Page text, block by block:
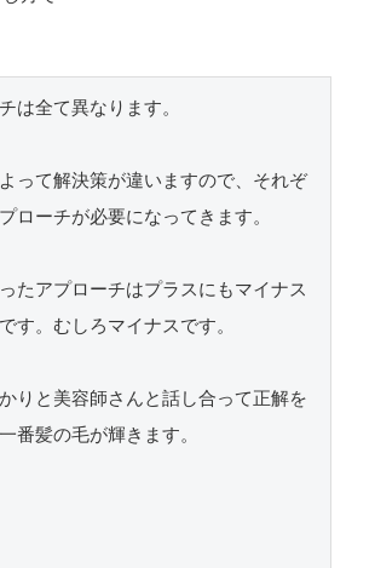
は全て異なります。
って解決策が違いますので、それぞ
ローチが必要になってきます。
たアプローチはプラスにもマイナス
す。むしろマイナスです。
りと美容師さんと話し合って正解を
番髪の毛が輝きます。